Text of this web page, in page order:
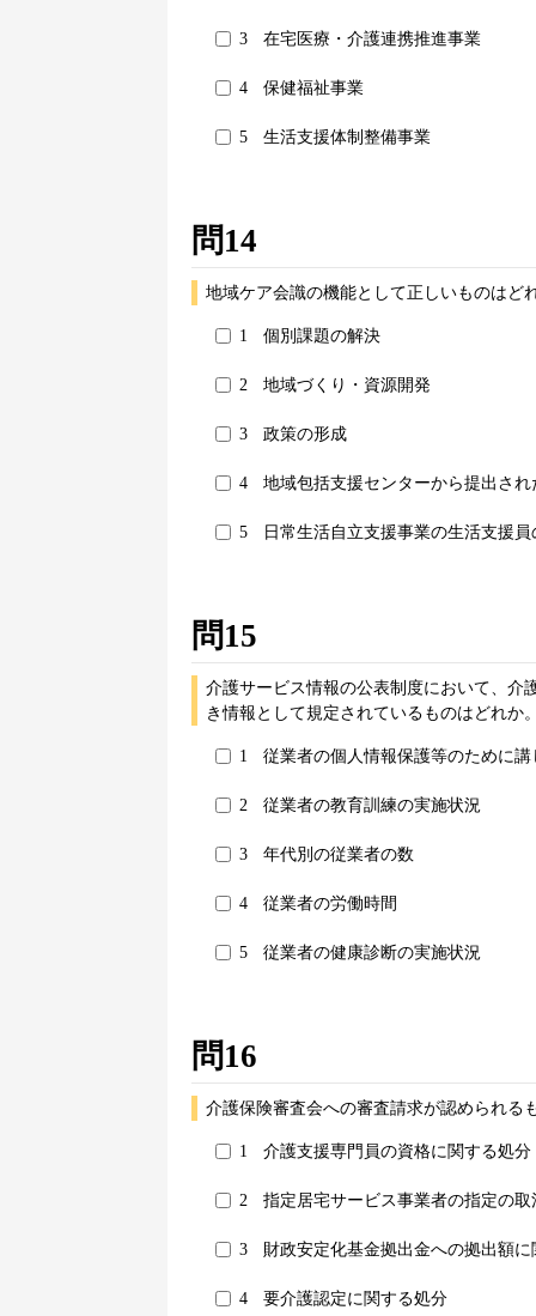
3 在宅医療・介護連携推進事業
4 保健福祉事業
5 生活支援体制整備事業
問14
地域ケア会識の機能として正しいものはど
1 個別課題の解決
2 地域づくり・資源開発
3 政策の形成
4 地域包括支援センターから提出さ
5 日常生活自立支援事業の生活支援員
問15
介護サービス情報の公表制度において、介
き情報として規定されているものはどれか
1 従業者の個人情報保護等のために講
2 従業者の教育訓練の実施状況
3 年代別の従業者の数
4 従業者の労働時間
5 従業者の健康診断の実施状況
問16
介護保険審査会への審査請求が認められる
1 介護支援専門員の資格に関する処分
2 指定居宅サービス事業者の指定の
3 財政安定化基金拠出金への拠出額に
4 要介護認定に関する処分